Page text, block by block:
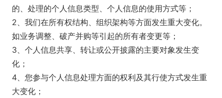
的、处理的个人信息类型、个人信息的使用方式等；
2、我们在所有权结构、组织架构等方面发生重大变化。
如业务调整、破产并购等引起的所有者变更等；
3、个人信息共享、转让或公开披露的主要对象发生变
化；
4、您参与个人信息处理方面的权利及其行使方式发生重
大变化；